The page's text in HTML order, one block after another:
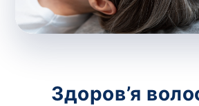
Здоров’я
потрібний. Виняток
зіскрібки. Взяття